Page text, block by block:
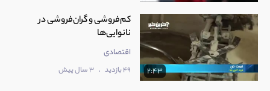
2:43
کم‌فروشی و گران‌فروشی در
نانوایی‌ها
اقتصادی
49 بازدید . 3 سال پیش